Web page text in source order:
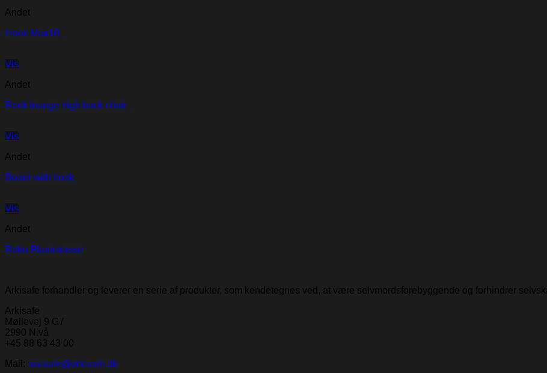
Andet
Hook Max10
Vis
Andet
Rock lounge high back chair
Vis
Andet
Board with hook
Vis
Andet
Roku Plantekasse
Arkisafe forhandler og leverer en serie af produkter, som kendetegnes ved, at være selvmordsforebyggende og forhindrer
Arkisafe
Møllevej 9 G7
2990 Nivå
+45 88 63 43 00
Mail: arkisafe@arkisafe.dk